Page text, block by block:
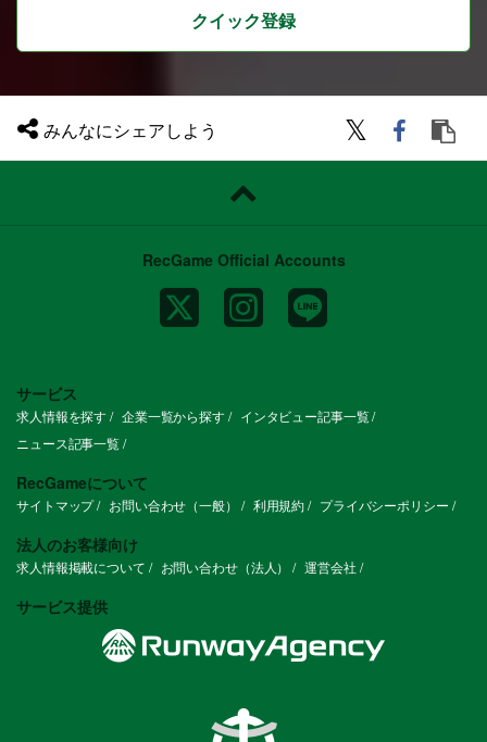
ことをミッションに掲げています。
主体的に課題を解決するやりがいも感じら
れます。
情報システム部には17名の社員が在籍し
ています。
さまざまな得意領域を持ったエンジニアた
ちが連携しながら幅広い領域の業務を遂行
（2026年4月時点）
クイック登録
みんなにシェアしよう
RecGame Official Accounts
サービス
求人情報を探す 企業一覧から探す
インタビュー記事一覧
ニュース記事一覧
RecGameについて
サイトマップ お問い合わせ（一般） 利用規約 プライバシーポリシー
法人のお客様向け
求人情報掲載について お問い合わせ（法人） 運営会社
サービス提供